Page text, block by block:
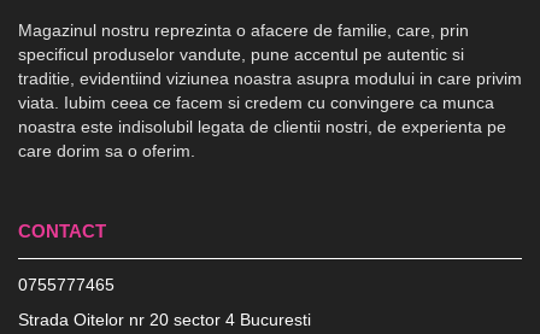
Magazinul nostru reprezinta o afacere de familie, care, prin
specificul produselor vandute, pune accentul pe autentic si
traditie, evidentiind viziunea noastra asupra modului in care privim
viata. Iubim ceea ce facem si credem cu convingere ca munca
noastra este indisolubil legata de clientii nostri, de experienta pe
care dorim sa o oferim.
CONTACT
0755777465
Strada Oitelor nr 20 sector 4 Bucuresti